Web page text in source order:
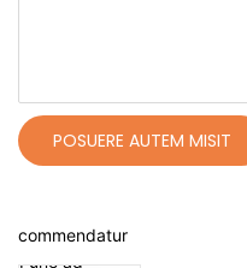
POSUERE AUTEM MISIT
commendatur